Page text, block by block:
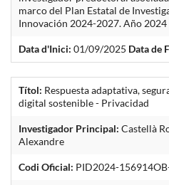
marco del Plan Estatal de
Innovación 2024-2027. Año 2024
Data d'Inici: 01/09/2025 Data de
Títol: Respuesta adaptativa,
digital sostenible - Privacidad
Investigador Principal: Castellà
Alexandre
Codi Oficial: PID2024-